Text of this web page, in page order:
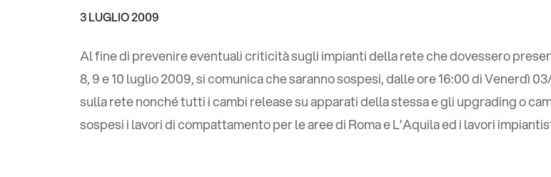
3 LUGLIO 2009
Al fine di prevenire eventuali criticità sugli impianti della rete che dovessero
8, 9 e 10 luglio 2009, si comunica che saranno sospesi, dalle ore 16:00 di Venerdì
sulla rete nonché tutti i cambi release su apparati della stessa e gli upgrading o
sospesi i lavori di compattamento per le aree di Roma e L’Aquila ed i lavori